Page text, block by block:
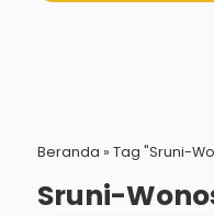
Beranda » Tag "Sruni-
Sruni-